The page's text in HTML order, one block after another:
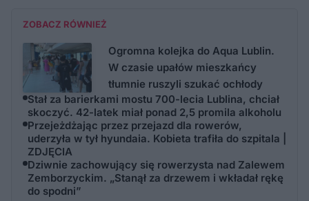
ZOBACZ RÓWNIEŻ
Ogromna kolejka do Aqua Lublin.
W czasie upałów mieszkańcy
tłumnie ruszyli szukać ochłody
Stał za barierkami mostu 700-lecia Lublina, chciał
skoczyć. 42-latek miał ponad 2,5 promila alkoholu
Przejeżdżając przez przejazd dla rowerów,
uderzyła w tył hyundaia. Kobieta trafiła do szpitala |
ZDJĘCIA
Dziwnie zachowujący się rowerzysta nad Zalewem
Zemborzyckim. „Stanął za drzewem i wkładał rękę
do spodni”